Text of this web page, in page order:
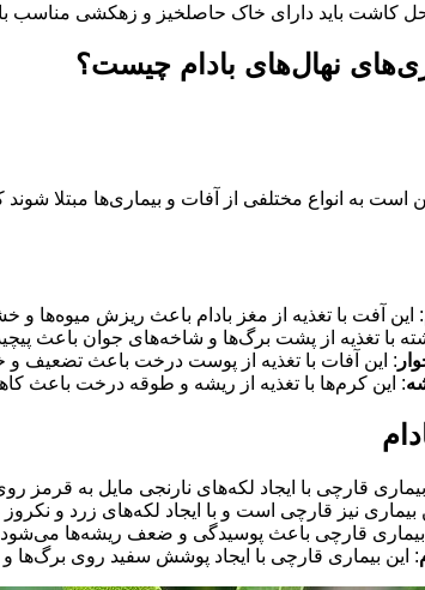
کاشت باید دارای خاک حاصلخیز و زهکشی مناسب
نهال‌های بادام چیست؟
است به انواع مختلفی از آفات و بیماری‌ها مبتلا شوند
: این آفت با تغذیه از مغز بادام باعث ریزش
با تغذیه از پشت برگ‌ها و شاخه‌های جوان باعث
: این آفات با تغذیه از پوست درخت باعث
: این کرم‌ها با تغذیه از ریشه و طوقه درخت
بیماری قارچی با ایجاد لکه‌های نارنجی مایل به
بیماری نیز قارچی است و با ایجاد لکه‌های زرد و
بیماری قارچی باعث پوسیدگی و ضعف ریشه‌ها
: این بیماری قارچی با ایجاد پوشش سفید روی